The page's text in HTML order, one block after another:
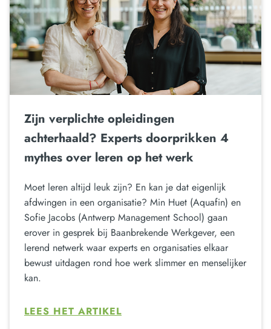
Zijn verplichte opleidingen
achterhaald? Experts doorprikken 4
mythes over leren op het werk
Moet leren altijd leuk zijn? En kan je dat eigenlijk
afdwingen in een organisatie? Min Huet (Aquafin) en
Sofie Jacobs (Antwerp Management School) gaan
erover in gesprek bij Baanbrekende Werkgever, een
lerend netwerk waar experts en organisaties elkaar
bewust uitdagen rond hoe werk slimmer en menselijker
kan.
LEES HET ARTIKEL